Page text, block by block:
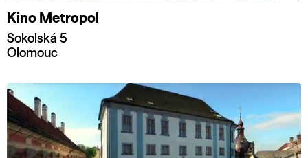
Kino Metropol
Sokolská 5
Olomouc